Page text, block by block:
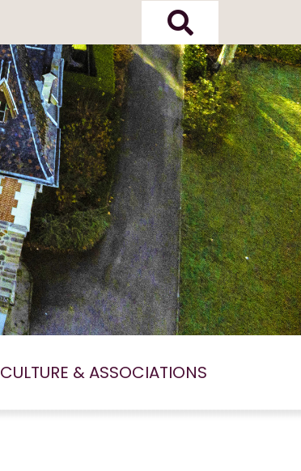
CULTURE & ASSOCIATIONS